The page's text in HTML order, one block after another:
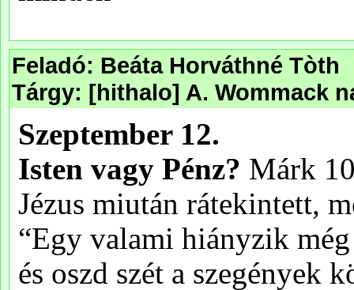
Feladó: Beáta Horváthné Tòth
Tárgy: [hithalo] A. Wommack